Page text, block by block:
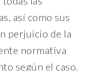
así como sus
perjuicio de la
normativa
según el caso.